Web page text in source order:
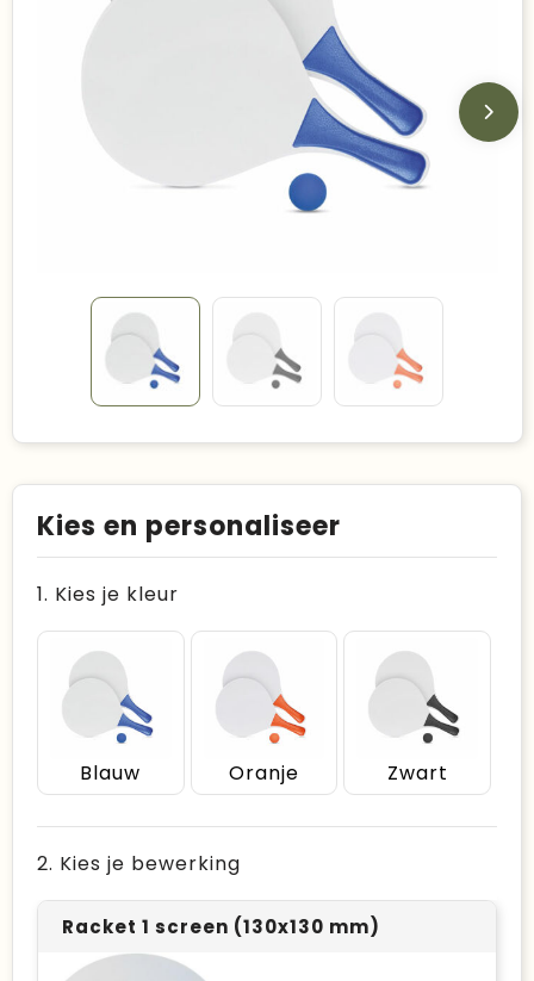
Made in Europe
Bestsellers
Kies en personaliseer
1. Kies je kleur
Blauw Oranje Zwart
2. Kies je bewerking
Racket 1 screen (130x130 mm)